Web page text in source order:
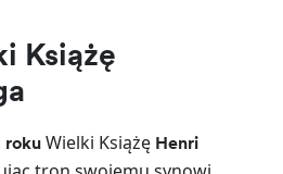
Książę
roku Wielki Książę Henri